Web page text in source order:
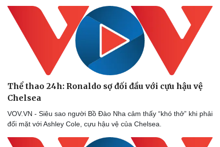
Thông tin doanh nghiệp
Doanh nghiệp 24h
Doanh nhân
Vì cộng đồng
Sành điệu
Tin Công nghệ
Trải nghiệm
Chuyển đổi số
Thể thao 24h: Ronaldo sợ đối đầu với cựu hậu vệ
Chelsea
VOV.VN - Siêu sao người Bồ Đào Nha cảm thấy “khó thở” khi phải
đối mặt với Ashley Cole, cựu hậu vệ của Chelsea.